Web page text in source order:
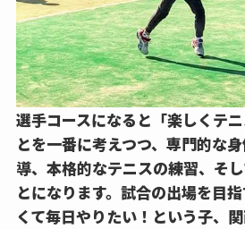
選手コースになると 「楽しくテ
とを一番に考えつつ、専門的な
導、本格的なテニスの練習、そ
とになります。試合の出場を目
くて毎日やりたい！という子、